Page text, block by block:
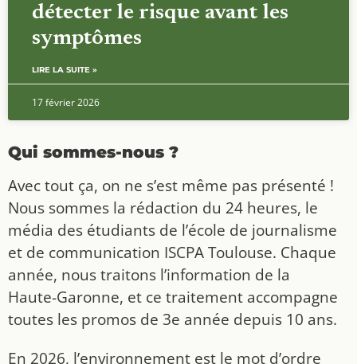
détecter le risque avant les
symptômes
LIRE LA SUITE »
17 février 2026
Qui sommes-nous ?
Avec tout ça, on ne s’est même pas présenté !
Nous sommes la rédaction du 24 heures, le
média des étudiants de l’école de journalisme
et de communication ISCPA Toulouse. Chaque
année, nous traitons l’information de la
Haute-Garonne, et ce traitement accompagne
toutes les promos de 3e année depuis 10 ans.
En 2026, l’environnement est le mot d’ordre